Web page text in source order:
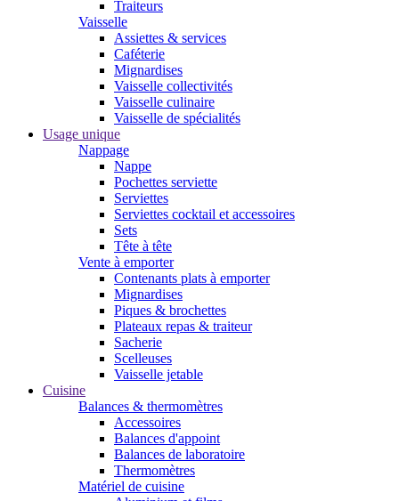
Traiteurs
Vaisselle
Assiettes & services
Caféterie
Mignardises
Vaisselle collectivités
Vaisselle culinaire
Vaisselle de spécialités
Usage unique
Nappage
Nappe
Pochettes serviette
Serviettes
Serviettes cocktail et accessoires
Sets
Tête à tête
Vente à emporter
Contenants plats à emporter
Mignardises
Piques & brochettes
Plateaux repas & traiteur
Sacherie
Scelleuses
Vaisselle jetable
Cuisine
Balances & thermomètres
Accessoires
Balances d'appoint
Balances de laboratoire
Thermomètres
Matériel de cuisine